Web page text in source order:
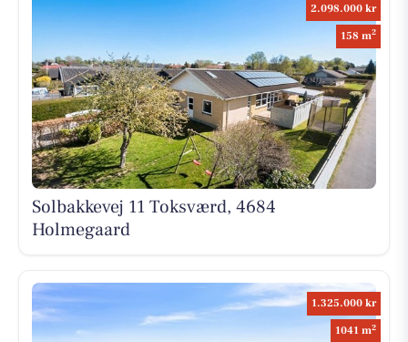
2.098.000 kr
158 m2
Solbakkevej 11 Toksværd, 4684
Holmegaard
1.325.000 kr
1041 m2